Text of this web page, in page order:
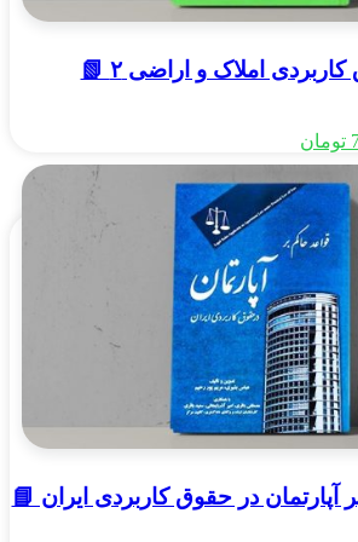
املاک و اراضی ۲ 📗
800,000 تومان
تومان
فعلی
720,000 تومان
است.
آپارتمان در حقوق کاربردی ایران 📘